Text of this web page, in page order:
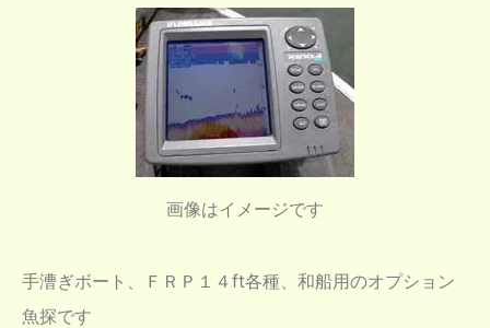
画像はイメージです
手漕ぎボート、ＦＲＰ１４ft各種、和船用のオプション
魚探です